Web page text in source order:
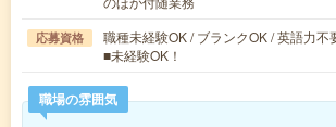
応募資格
職種未経験OK / ブランクOK / 英語力不
■未経験OK！
職場の雰囲気